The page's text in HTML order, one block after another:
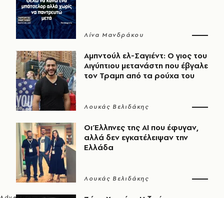
Λίνα Μανδράκου
Αμπντούλ ελ-Σαγιέντ: Ο γιος του
Αιγύπτιου μετανάστη που έβγαλε
τον Τραμπ από τα ρούχα του
Λουκάς Βελιδάκης
Οι Έλληνες της ΑΙ που έφυγαν,
αλλά δεν εγκατέλειψαν την
Ελλάδα
Λουκάς Βελιδάκης